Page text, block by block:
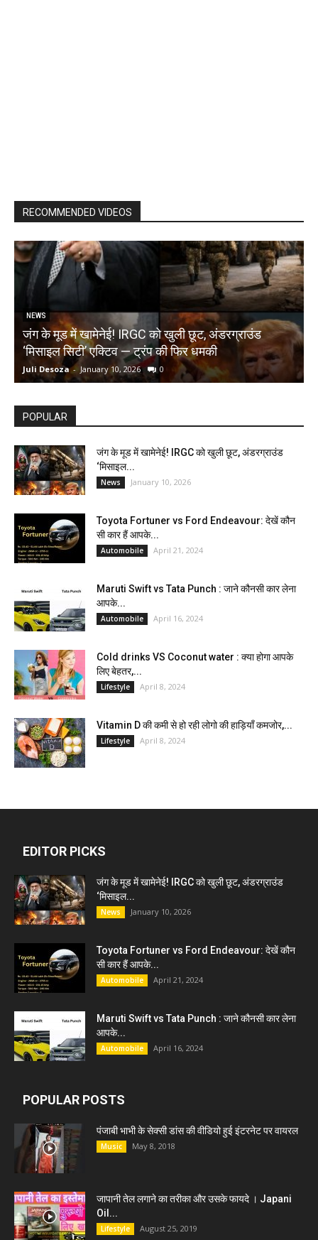
RECOMMENDED VIDEOS
NEWS
जंग के मूड में खामेनेई! IRGC को खुली छूट, अंडरग्राउंड
‘मिसाइल सिटी’ एक्टिव — ट्रंप की फिर धमकी
Juli Desoza - January 10, 2026 0
POPULAR
जंग के मूड में खामेनेई! IRGC को खुली छूट, अंडरग्राउंड
‘मिसाइल...
News January 10, 2026
Toyota Fortuner vs Ford Endeavour: देखें कौन
सी कार हैं आपके...
Automobile April 21, 2024
Maruti Swift vs Tata Punch : जाने कौनसी कार लेना
आपके...
Automobile April 16, 2024
Cold drinks VS Coconut water : क्या होगा आपके
लिए बेहतर,...
Lifestyle April 8, 2024
Vitamin D की कमी से हो रही लोगो की हाड़ियाँ कमजोर,...
Lifestyle April 8, 2024
EDITOR PICKS
जंग के मूड में खामेनेई! IRGC को खुली छूट, अंडरग्राउंड
‘मिसाइल...
News January 10, 2026
Toyota Fortuner vs Ford Endeavour: देखें कौन
सी कार हैं आपके...
Automobile April 21, 2024
Maruti Swift vs Tata Punch : जाने कौनसी कार लेना
आपके...
Automobile April 16, 2024
POPULAR POSTS
पंजाबी भाभी के सेक्सी डांस की वीडियो हुई इंटरनेट पर वायरल
Music May 8, 2018
जापानी तेल लगाने का तरीका और उसके फायदे । Japani
Oil...
Lifestyle August 25, 2019